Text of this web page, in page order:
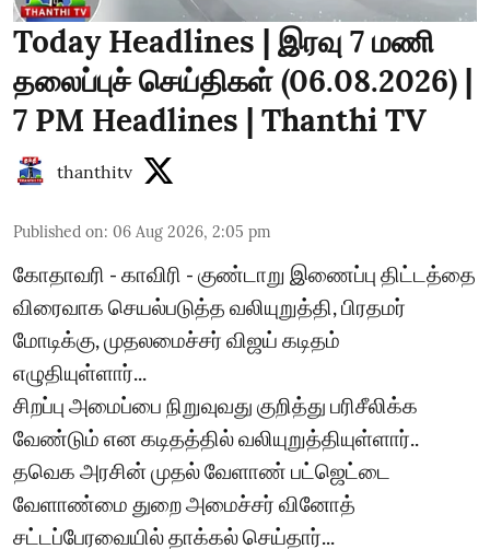
Today Headlines | இரவு 7 மணி
தலைப்புச் செய்திகள் (06.08.2026) |
7 PM Headlines | Thanthi TV
thanthitv
Published on: 06 Aug 2026, 2:05 pm
கோதாவரி - காவிரி - குண்டாறு இணைப்பு திட்டத்தை
விரைவாக செயல்படுத்த வலியுறுத்தி, பிரதமர்
மோடிக்கு, முதலமைச்சர் விஜய் கடிதம்
எழுதியுள்ளார்...
சிறப்பு அமைப்பை நிறுவுவது குறித்து பரிசீலிக்க
வேண்டும் என கடிதத்தில் வலியுறுத்தியுள்ளார்..
தவெக அரசின் முதல் வேளாண் பட்ஜெட்டை
வேளாண்மை துறை அமைச்சர் வினோத்
சட்டப்பேரவையில் தாக்கல் செய்தார்...